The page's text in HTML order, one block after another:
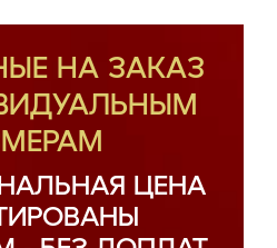
НА ЗАКАЗ
ЦЕНА